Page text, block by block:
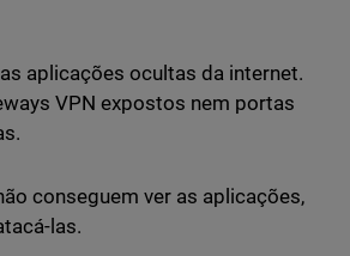
aplicações ocultas da internet.
VPN expostos nem portas
conseguem ver as aplicações,
las.